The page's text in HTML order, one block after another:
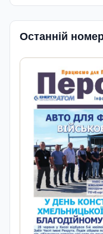
Останній